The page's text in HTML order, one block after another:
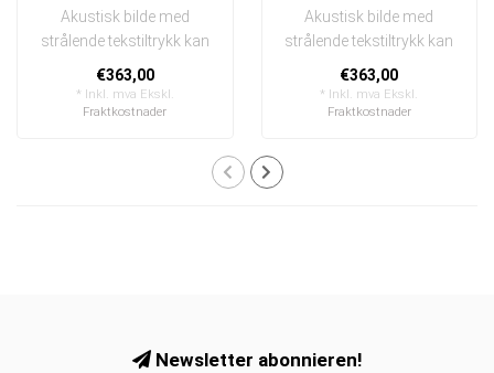
Akustisk bilde med
strålende tekstiltrykk kan
raskt og enkelt byttes ut
I en e..
€363,00
* Inkl. mva Ekskl.
Fraktkostnader
Akustisk bilde med
strålende tekstiltrykk kan
raskt og enkelt byttes ut
I en e..
€363,00
* Inkl. mva Ekskl.
Fraktkostnader
Newsletter abonnieren!